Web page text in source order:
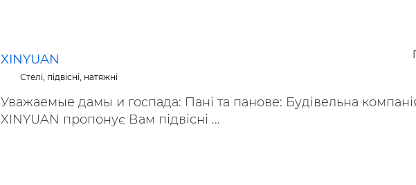
XINYUAN
Стелі, підвісні, натяжні
Уважаемые дамы и госпада: Пані та панове: Будівельна
XINYUAN пропонує Вам підвісні ...